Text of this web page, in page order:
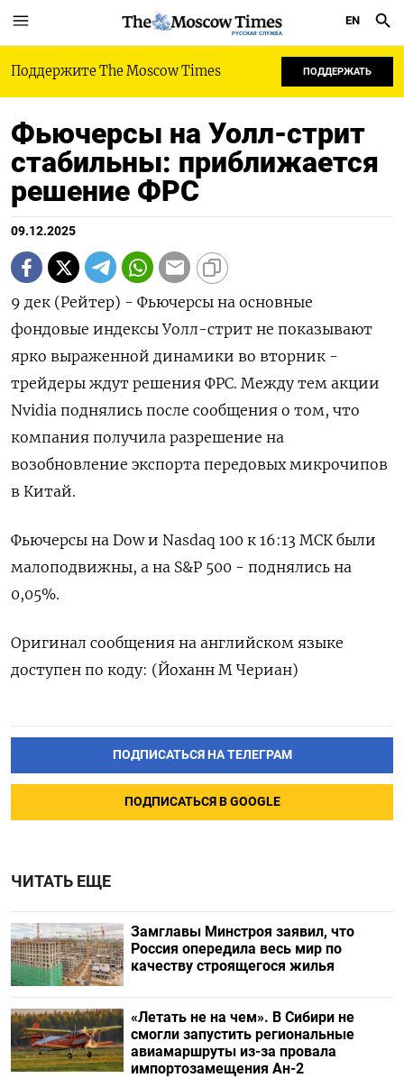
РУССКАЯ СЛУЖБА
EN
Поддержите The Moscow Times ПОДДЕРЖАТЬ
Фьючерсы на Уолл-стрит
стабильны: приближается
решение ФРС
09.12.2025
9 дек (Рейтер) - Фьючерсы на основные
фондовые индексы Уолл-стрит не показывают
ярко выраженной динамики во вторник -
трейдеры ждут решения ФРС. Между тем акции
Nvidia поднялись после сообщения о том, что
компания получила разрешение на
возобновление экспорта передовых микрочипов
в Китай.
Фьючерсы на Dow и Nasdaq 100 к 16:13 МСК были
малоподвижны, а на S&P 500 - поднялись на
0,05%.
Оригинал сообщения на английском языке
доступен по коду: (Йоханн М Чериан)
ПОДПИСАТЬСЯ НА ТЕЛЕГРАМ
ПОДПИСАТЬСЯ В GOOGLE
ЧИТАТЬ ЕЩЕ
Замглавы Минстроя заявил, что
Россия опередила весь мир по
качеству строящегося жилья
«Летать не на чем». В Сибири не
смогли запустить региональные
авиамаршруты из-за провала
импортозамещения Ан-2